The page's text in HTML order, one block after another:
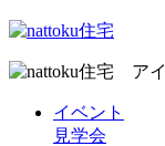
イベント
見学会